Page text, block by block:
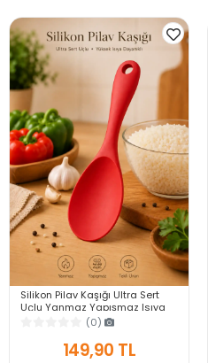
Silikon Pilav Kaşığı Ultra Sert
Uçlu Yanmaz Yapışmaz Isıya
Dayanıklı Kırmızı Servis Yemek
(0)
149,90 TL